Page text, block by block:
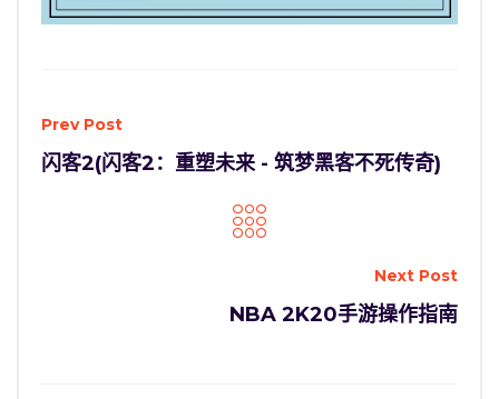
Prev Post
闪客2(闪客2：重塑未来 - 筑梦黑客不死传奇)
Next Post
NBA 2K20手游操作指南